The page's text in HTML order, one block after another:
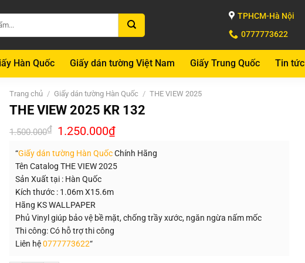
TPHCM-Hà Nội
0777773622
Hàn Quốc Giấy dán tường Việt Nam Giấy Trung Quốc Tin tức
Trang chủ / Giấy dán tường Hàn Quốc / THE VIEW 2025
THE VIEW 2025 KR 132
1.500.000₫ Giá
gốc
1.500.000₫.
1.250.000₫Giá
hiện
là:
1.250.000₫.
“Giấy dán tường Hàn QuốcChính Hãng
Tên Catalog THE VIEW 2025
Sản Xuất tại : Hàn Quốc
Kích thước : 1.06m X15.6m
Hãng KS WALLPAPER
Phủ Vinyl giúp bảo vệ bề mặt, chống trầy xước, ngăn ngừa nấm mốc
Thi công: Có hỗ trợ thi công
Liên hệ0777773622“